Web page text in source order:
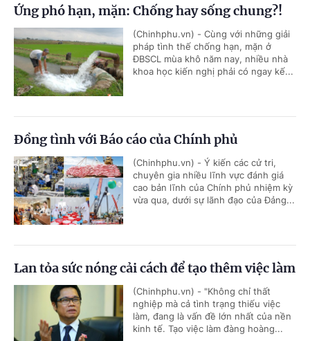
Ứng phó hạn, mặn: Chống hay sống chung?!
(Chinhphu.vn) - Cùng với những giải
pháp tình thế chống hạn, mặn ở
ĐBSCL mùa khô năm nay, nhiều nhà
khoa học kiến nghị phải có ngay kế...
Đồng tình với Báo cáo của Chính phủ
(Chinhphu.vn) - Ý kiến các cử tri,
chuyên gia nhiều lĩnh vực đánh giá
cao bản lĩnh của Chính phủ nhiệm kỳ
vừa qua, dưới sự lãnh đạo của Đảng...
Lan tỏa sức nóng cải cách để tạo thêm việc làm
(Chinhphu.vn) - "Không chỉ thất
nghiệp mà cả tình trạng thiếu việc
làm, đang là vấn đề lớn nhất của nền
kinh tế. Tạo việc làm đàng hoàng...